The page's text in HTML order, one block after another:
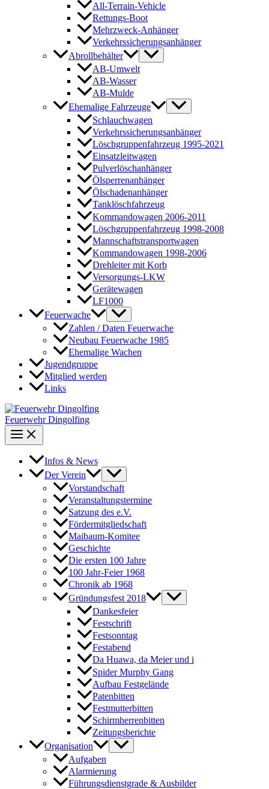
All-Terrain-Vehicle
Rettungs-Boot
Mehrzweck-Anhänger
Verkehrssicherungsanhänger
Abrollbehälter
AB-Umwelt
AB-Wasser
AB-Mulde
Ehemalige Fahrzeuge
Schlauchwagen
Verkehrssicherungsanhänger
Löschgruppenfahrzeug 1995-2021
Einsatzleitwagen
Pulverlöschanhänger
Ölsperrenanhänger
Ölschadenanhänger
Tanklöschfahrzeug
Kommandowagen 2006-2011
Löschgruppenfahrzeug 1998-2008
Mannschaftstransportwagen
Kommandowagen 1998-2006
Drehleiter mit Korb
Versorgungs-LKW
Gerätewagen
LF1000
Feuerwache
Zahlen / Daten Feuerwache
Neubau Feuerwache 1985
Ehemalige Wachen
Jugendgruppe
Mitglied werden
Links
Feuerwehr Dingolfing
Infos & News
Der Verein
Vorstandschaft
Veranstaltungstermine
Satzung des e.V.
Fördermitgliedschaft
Maibaum-Komitee
Geschichte
Die ersten 100 Jahre
100 Jahr-Feier 1968
Chronik ab 1968
Gründungsfest 2018
Dankesfeier
Festschrift
Festsonntag
Festabend
Da Huawa, da Meier und i
Spider Murphy Gang
Aufbau Festgelände
Patenbitten
Festmutterbitten
Schirmherrenbitten
Zeitungsberichte
Organisation
Aufgaben
Alarmierung
Führungsdienstgrade & Ausbilder